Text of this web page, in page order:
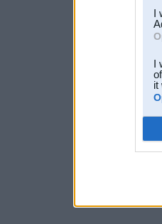
I
I
it